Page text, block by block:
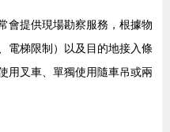
會提供現場勘察服務，根據物
電梯限制）以及目的地接入條
用叉車、單獨使用隨車吊或兩